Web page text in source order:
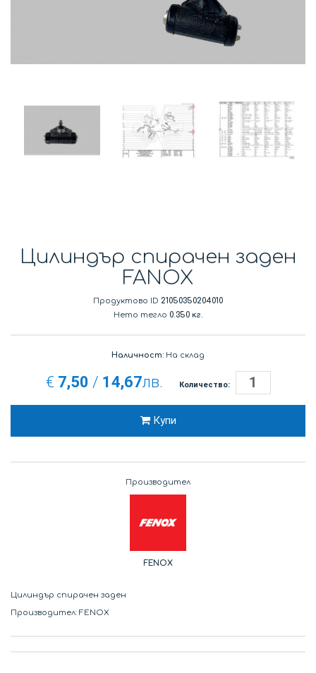
Цилиндър спирачен заден
FANOX
Продуктово ID 21050350204010
Нето тегло 0.350 кг.
Наличност: На склад
€ 7,50 / 14,67лв. Количество:
Купи
Производител
FENOX
Цилиндър спирачен заден
Производител: FENOX